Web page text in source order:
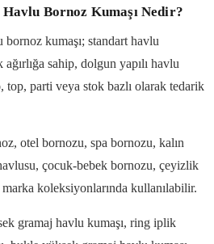
Bornoz Kumaşı Nedir?
kumaşı; standart havlu
sahip, dolgun yapılı havlu
top, parti veya stok bazlı olarak tedarik
otel bornozu, spa bornozu, kalın
çocuk-bebek bornozu, çeyizlik
koleksiyonlarında kullanılabilir.
gramaj havlu kumaşı, ring iplik